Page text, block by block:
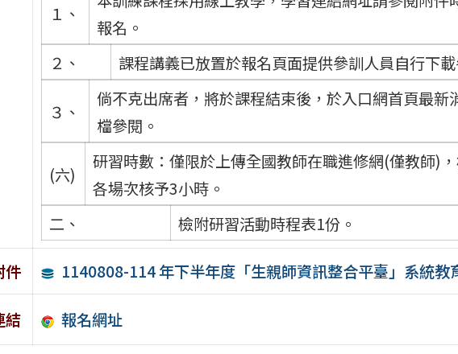
１、
報名。
２、
課程講義已放置於報名頁面提供參訓人員自行下載
３、
倘不克出席者，將於課程結束後，於入口網首頁最
檔參閱。
(六)
研習時數：僅限於上傳全國教師在職進修網(僅教師)
各場次核予3小時。
二、
檢附研習活動時程表1份。
件 1140808-114 年下半年度「生親師資訊整合平臺」系統教
結 報名網址